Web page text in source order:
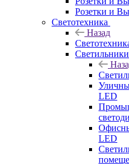
Розетки и
Светотехника
Назад
Светильники
LED
LED